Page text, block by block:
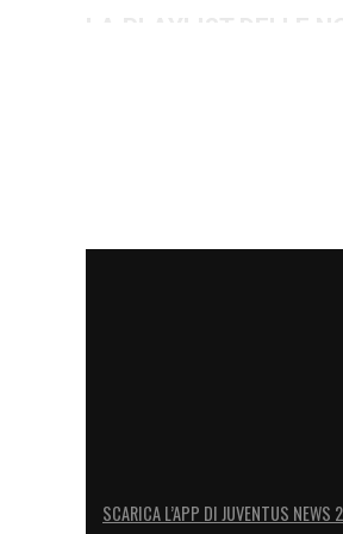
LA PLAYLIST DELLE
SCARICA L’APP DI JUVENTUS NEWS